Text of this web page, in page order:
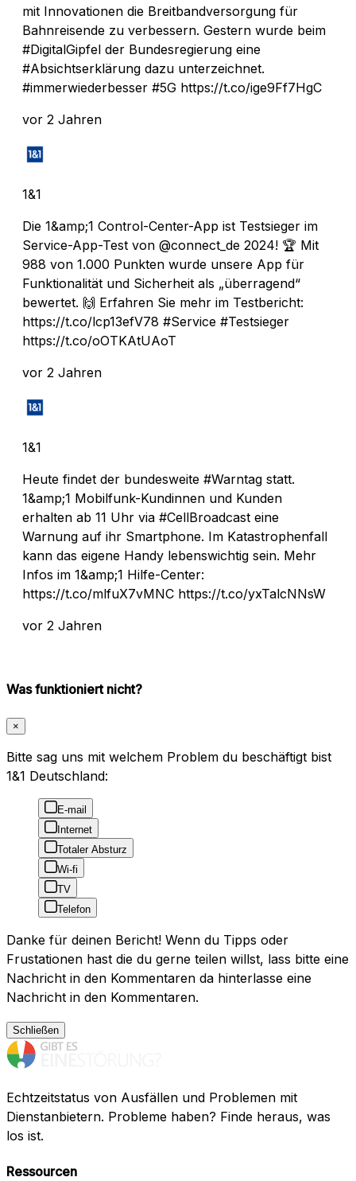
mit Innovationen die Breitbandversorgung für
Bahnreisende zu verbessern. Gestern wurde beim
#DigitalGipfel der Bundesregierung eine
#Absichtserklärung dazu unterzeichnet.
#immerwiederbesser #5G https://t.co/ige9Ff7HgC
vor 2 Jahren
1&1
Die 1&amp;1 Control-Center-App ist Testsieger im
Service-App-Test von @connect_de 2024! 🏆 Mit
988 von 1.000 Punkten wurde unsere App für
Funktionalität und Sicherheit als „überragend“
bewertet. 🙌 Erfahren Sie mehr im Testbericht:
https://t.co/lcp13efV78 #Service #Testsieger
https://t.co/oOTKAtUAoT
vor 2 Jahren
1&1
Heute findet der bundesweite #Warntag statt.
1&amp;1 Mobilfunk-Kundinnen und Kunden
erhalten ab 11 Uhr via #CellBroadcast eine
Warnung auf ihr Smartphone. Im Katastrophenfall
kann das eigene Handy lebenswichtig sein. Mehr
Infos im 1&amp;1 Hilfe-Center:
https://t.co/mlfuX7vMNC https://t.co/yxTalcNNsW
vor 2 Jahren
Was funktioniert nicht?
×
Bitte sag uns mit welchem Problem du beschäftigt bist
1&1 Deutschland:
E-mail
Internet
Totaler Absturz
Wi-fi
TV
Telefon
Danke für deinen Bericht! Wenn du Tipps oder
Frustationen hast die du gerne teilen willst, lass bitte eine
Nachricht in den Kommentaren da hinterlasse eine
Nachricht in den Kommentaren.
Schließen
Echtzeitstatus von Ausfällen und Problemen mit
Dienstanbietern. Probleme haben? Finde heraus, was
los ist.
Ressourcen